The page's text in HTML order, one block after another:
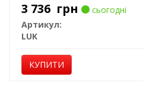
3 736 грн
сьогодні
Артикул:
LUK
КУПИТИ